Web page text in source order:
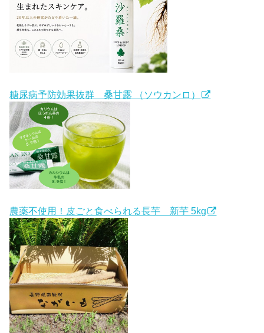
糖尿病予防効果抜群 桑甘露 （ソウカンロ）
農薬不使用！皮ごと食べられる長芋 新芋 5kg